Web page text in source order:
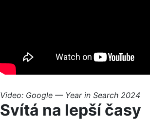
Video: Google — Year in Search 2024
Svítá na lepší časy